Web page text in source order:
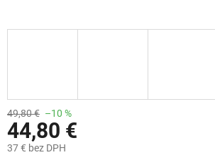
49,80 € –10 %
44,80 €
37 € bez DPH